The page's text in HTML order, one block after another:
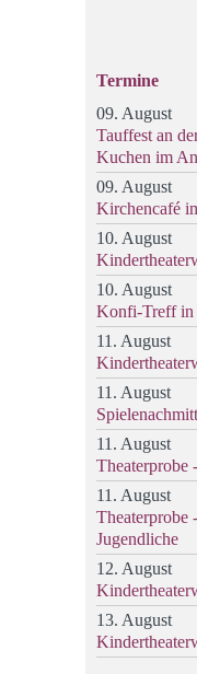
Termine
09. August
Tauffest an
Kuchen im
09. August
Kirchencafé
10. August
10. August
Konfi-Treff in
11. August
11. August
11. August
Theaterprobe
11. August
Theaterprobe
Jugendliche
12. August
13. August